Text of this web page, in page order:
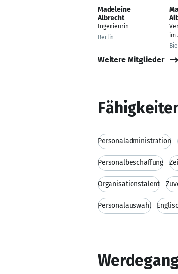
Madeleine
Albrecht
Ingenieurin
Berlin
im
Weitere Mitglieder
Personaladministration
Personalbeschaffung
Organisationstalent
Personalauswahl